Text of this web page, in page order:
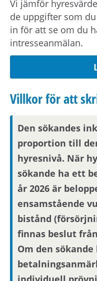
förmedling kan
dina
familjeuppgifter om
medboende och
Observera att om
en helgdag eller en
nästkommande
Om din anställning
behöver du visa att
pendlingsavstånd
Vi jämför
de uppgifter som
in för att se om du
intresseanmälan.
Villkor för att
Den sökandes
proportion till
hyresnivå. När
sökande ha ett
år 2026 är
ensamstående
bistånd
finnas beslut
Om den sökande